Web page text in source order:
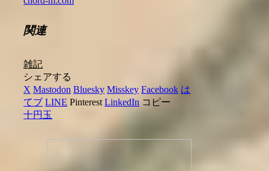
関連
雑記
シェアする
X Mastodon Bluesky Misskey Facebook は
てブ LINE Pinterest LinkedIn コピー
十円玉